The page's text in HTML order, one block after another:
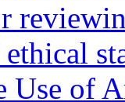
Use of